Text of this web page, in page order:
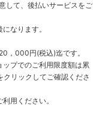
して、後払いサービスをご
なります。
，000円(税込)迄です。
プでのご利用限度額は累
リックしてご確認くださ
用ください。